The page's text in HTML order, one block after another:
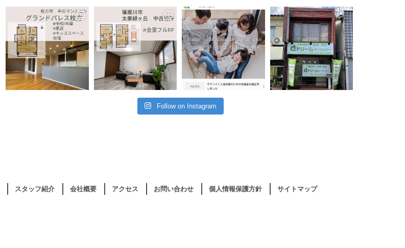
Follow on Instagram
スタッフ紹介 会社概要 アクセス お問い合わせ 個人情報保護方針 サイトマップ